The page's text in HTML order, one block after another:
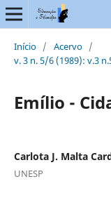
Início / Acervo /
v. 3 n. 5/6 (1989): v.3
Emílio -
Carlota J. Malta
UNESP